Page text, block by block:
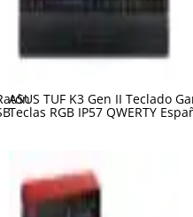
ASUS TUF K3 Gen II Teclado
Teclas RGB IP57 QWERTY